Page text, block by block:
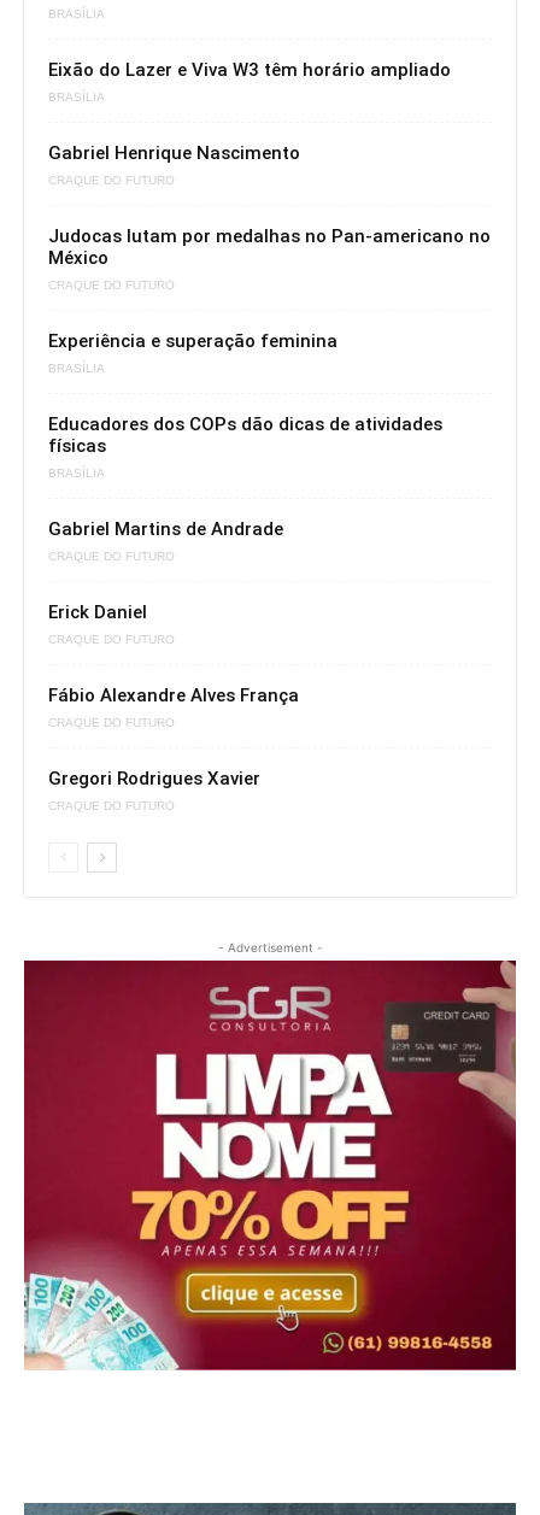
BRASÍLIA
Eixão do Lazer e Viva W3 têm horário ampliado
BRASÍLIA
Gabriel Henrique Nascimento
CRAQUE DO FUTURO
Judocas lutam por medalhas no Pan-americano no
México
CRAQUE DO FUTURO
Experiência e superação feminina
BRASÍLIA
Educadores dos COPs dão dicas de atividades
físicas
BRASÍLIA
Gabriel Martins de Andrade
CRAQUE DO FUTURO
Erick Daniel
CRAQUE DO FUTURO
Fábio Alexandre Alves França
CRAQUE DO FUTURO
Gregori Rodrigues Xavier
CRAQUE DO FUTURO
- Advertisement -